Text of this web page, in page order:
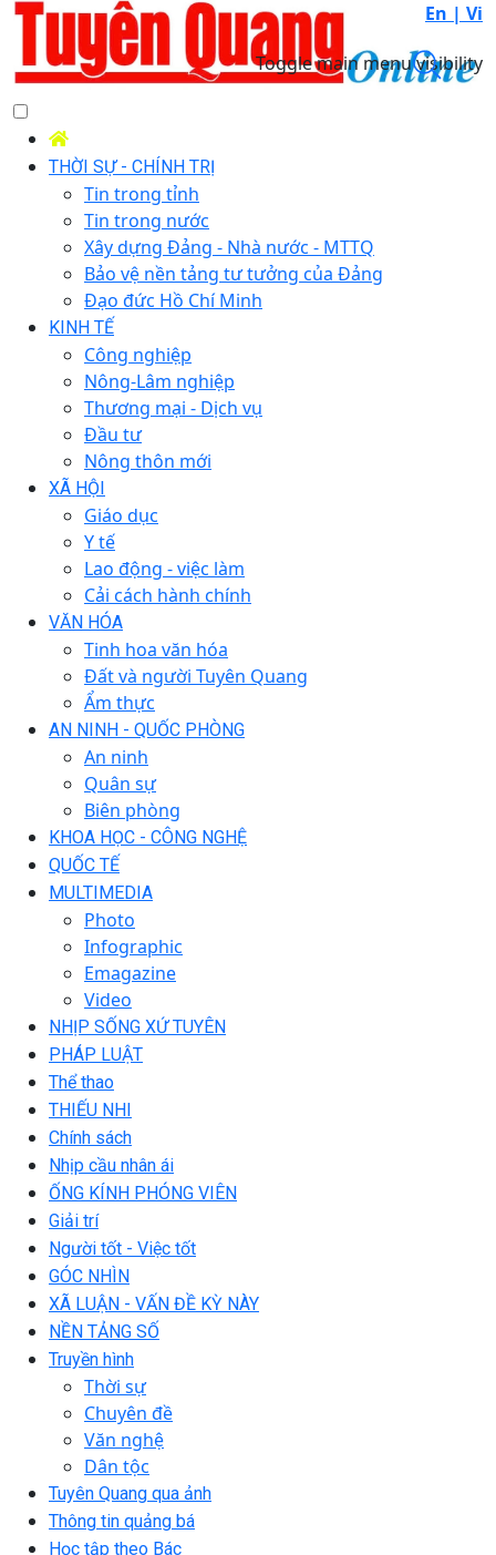
En | Vi
Toggle main menu visibility
THỜI SỰ - CHÍNH TRỊ
Tin trong tỉnh
Tin trong nước
Xây dựng Đảng - Nhà nước - MTTQ
Bảo vệ nền tảng tư tưởng của Đảng
Đạo đức Hồ Chí Minh
KINH TẾ
Công nghiệp
Nông-Lâm nghiệp
Thương mại - Dịch vụ
Đầu tư
Nông thôn mới
XÃ HỘI
Giáo dục
Y tế
Lao động - việc làm
Cải cách hành chính
VĂN HÓA
Tinh hoa văn hóa
Đất và người Tuyên Quang
Ẩm thực
AN NINH - QUỐC PHÒNG
An ninh
Quân sự
Biên phòng
KHOA HỌC - CÔNG NGHỆ
QUỐC TẾ
MULTIMEDIA
Photo
Infographic
Emagazine
Video
NHỊP SỐNG XỨ TUYÊN
PHÁP LUẬT
Thể thao
THIẾU NHI
Chính sách
Nhịp cầu nhân ái
ỐNG KÍNH PHÓNG VIÊN
Giải trí
Người tốt - Việc tốt
GÓC NHÌN
XÃ LUẬN - VẤN ĐỀ KỲ NÀY
NỀN TẢNG SỐ
Truyền hình
Thời sự
Chuyên đề
Văn nghệ
Dân tộc
Tuyên Quang qua ảnh
Thông tin quảng bá
Học tập theo Bác